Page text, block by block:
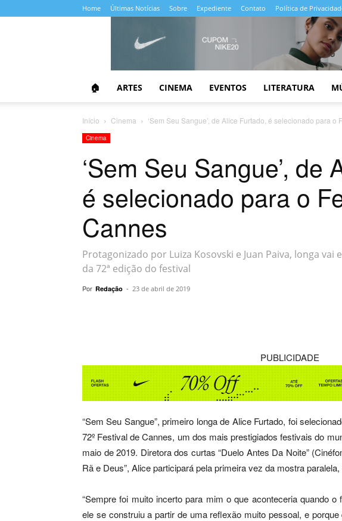
Home Últimas Notícias Sobre Expediente Contato Política de
🏠 ARTES CINEMA EVENTOS LITERATURA
Início Cinema ‘Sem Seu Sangue’, de Alice Furtado, é selecionado para o
Cinema
‘Sem Seu Sangue’, de
é selecionado para o
Cannes
Protagonizado por Luiza Kosovski e Juan Paiva, longa vai
da 72ª edição do festival
Por Redação - 23 de abril de 2019
PUBLICIDADE
“Sem Seu Sangue”, primeiro longa de Alice Furtado, foi
72º Festival de Cannes, um dos mais prestigiados festivais do
maio de 2019. Diretora dos curtas “Duelo Antes Da Noite”
Rã e Deus”, Alice participará pela primeira vez da mostra
“Sempre foi muito incerto para mim o que aconteceria quando
ele se construiu a partir de uma reflexão muito pessoal, e